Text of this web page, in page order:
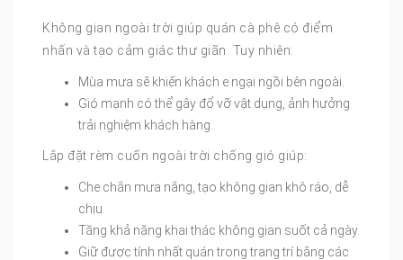
Không gian ngoài trời giúp quán cà phê có điểm
nhấn và tạo cảm giác thư giãn. Tuy nhiên:
Mùa mưa sẽ khiến khách e ngại ngồi bên ngoài.
Gió mạnh có thể gây đổ vỡ vật dụng, ảnh hưởng
trải nghiệm khách hàng.
Lắp đặt rèm cuốn ngoài trời chống gió giúp:
Che chắn mưa nắng, tạo không gian khô ráo, dễ
chịu.
Tăng khả năng khai thác không gian suốt cả ngày.
Giữ được tính nhất quán trong trang trí bằng các